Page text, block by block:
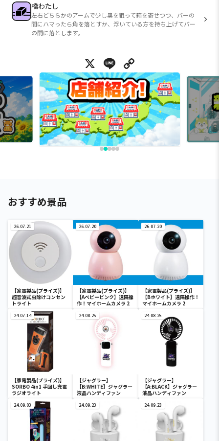
橋わたし
左右どちらかのアームで少し奥を狙って箱を寄せつつ、バーの
間にハマったら角を落とすか、浮いている方を持ち上げてバー
の間に落とします。
X Line
おすすめ景品
26.07.21
【家電製品(プライズ)】
超音波式虫除けコンセン
トライト
26.07.20
【家電製品(プライズ)】
【Aベビーピンク】遠隔操
作！マイホームカメラ 2
26.07.20
【家電製品(プライズ)】
【Bホワイト】遠隔操作！
マイホームカメラ 2
24.07.14
【家電製品(プライズ)】
SORBO 4in1 手回し充電
ラジオライト
24.08.25
【ジャグラー】
【B:WHITE】ジャグラー
液晶ハンディファン
24.08.25
【ジャグラー】
【A:BLACK】ジャグラー
液晶ハンディファン
24.09.03 24.09.23 24.09.23